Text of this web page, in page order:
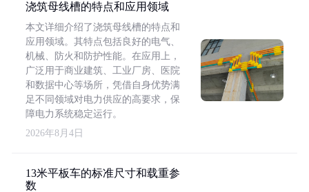
浇筑母线槽的特点和应用领域
本文详细介绍了浇筑母线槽的特点和
应用领域。其特点包括良好的电气、
机械、防火和防护性能。在应用上，
广泛用于商业建筑、工业厂房、医院
和数据中心等场所，凭借自身优势满
足不同领域对电力供应的高要求，保
障电力系统稳定运行。
2026年8月4日
13米平板车的标准尺寸和载重参
数